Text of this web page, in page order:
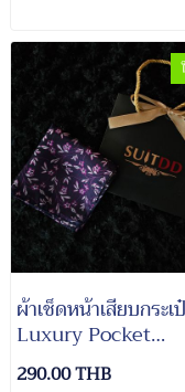
ผ้าเช็ดหน้าเสียบกระเ
Luxury Pocket
Square#11
290.00 THB